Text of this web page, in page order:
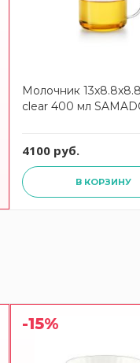
Молочник
clear 400 мл
4100 руб.
В КОРЗИНУ
-15%